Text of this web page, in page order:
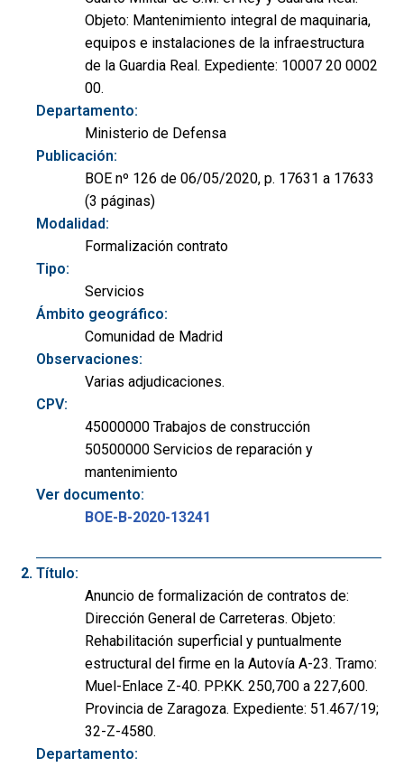
Objeto: Mantenimiento integral de maquinaria,
equipos e instalaciones de la infraestructura
de la Guardia Real. Expediente: 10007 20 0002
00.
Departamento:
Ministerio de Defensa
Publicación:
BOE nº 126 de 06/05/2020, p. 17631 a 17633
(3 páginas)
Modalidad:
Formalización contrato
Tipo:
Servicios
Ámbito geográfico:
Comunidad de Madrid
Observaciones:
Varias adjudicaciones.
CPV:
45000000 Trabajos de construcción
50500000 Servicios de reparación y
mantenimiento
Ver documento:
BOE-B-2020-13241
Título:
Anuncio de formalización de contratos de:
Dirección General de Carreteras. Objeto:
Rehabilitación superficial y puntualmente
estructural del firme en la Autovía A-23. Tramo:
Muel-Enlace Z-40. PP.KK. 250,700 a 227,600.
Provincia de Zaragoza. Expediente: 51.467/19;
32-Z-4580.
Departamento: